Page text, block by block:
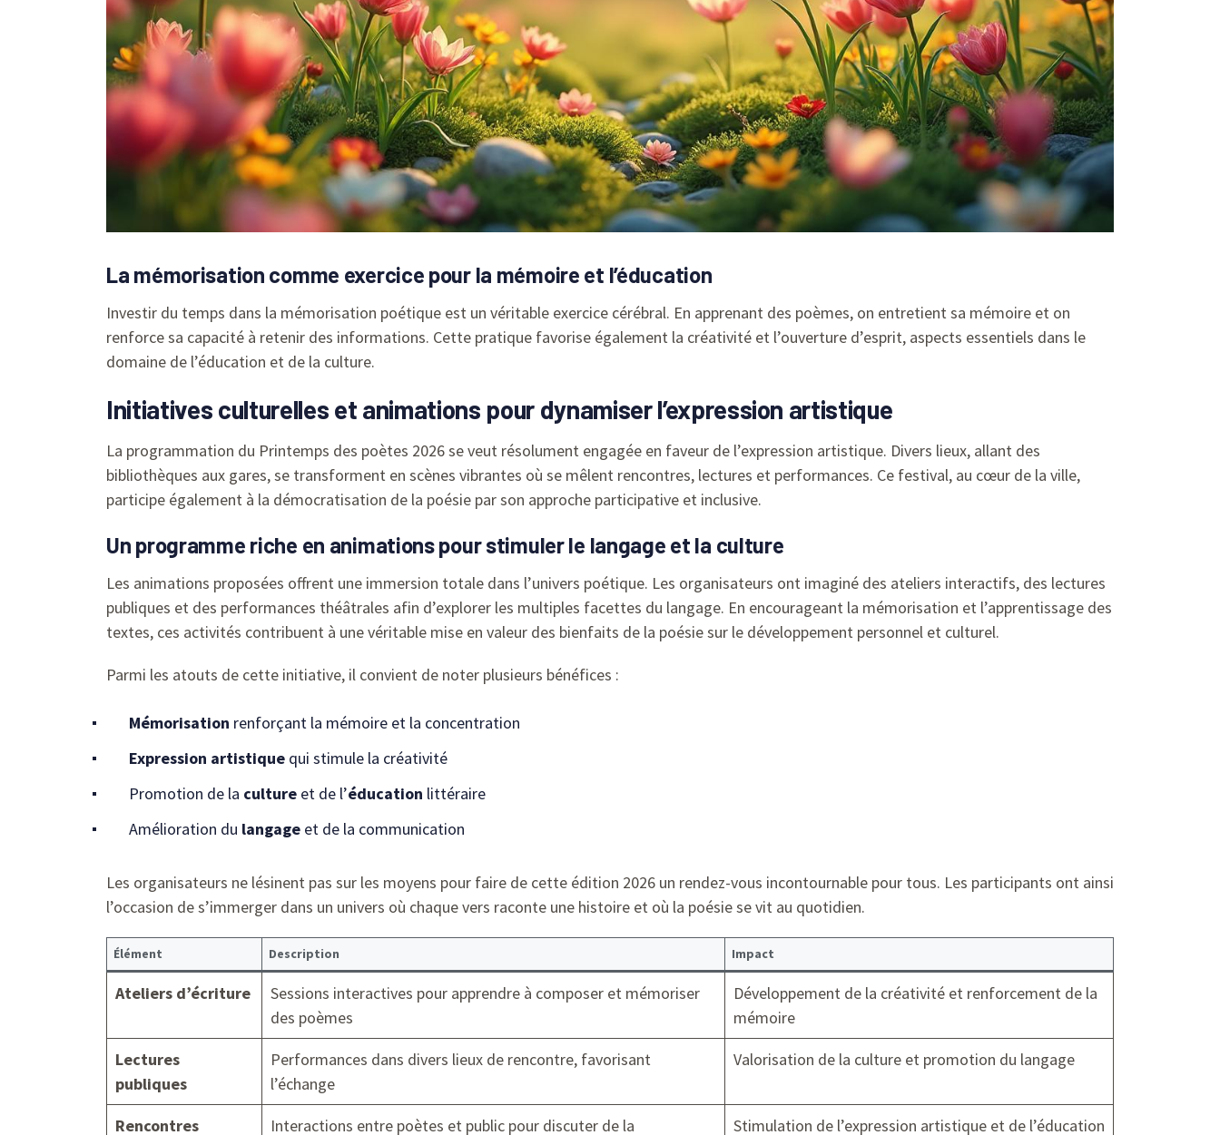
La mémorisation comme exercice pour la mémoire et l’éducation
Investir du temps dans la mémorisation poétique est un véritable exercice cérébral. En apprenant des poèmes, on entretient sa mémoire et on
renforce sa capacité à retenir des informations. Cette pratique favorise également la créativité et l’ouverture d’esprit, aspects essentiels dans le
domaine de l’éducation et de la culture.
Initiatives culturelles et animations pour dynamiser l’expression artistique
La programmation du Printemps des poètes 2026 se veut résolument engagée en faveur de l’expression artistique. Divers lieux, allant des
bibliothèques aux gares, se transforment en scènes vibrantes où se mêlent rencontres, lectures et performances. Ce festival, au cœur de la ville,
participe également à la démocratisation de la poésie par son approche participative et inclusive.
Un programme riche en animations pour stimuler le langage et la culture
Les animations proposées offrent une immersion totale dans l’univers poétique. Les organisateurs ont imaginé des ateliers interactifs, des lectures
publiques et des performances théâtrales afin d’explorer les multiples facettes du langage. En encourageant la mémorisation et l’apprentissage des
textes, ces activités contribuent à une véritable mise en valeur des bienfaits de la poésie sur le développement personnel et culturel.
Parmi les atouts de cette initiative, il convient de noter plusieurs bénéfices :
Mémorisation renforçant la mémoire et la concentration
Expression artistique qui stimule la créativité
Promotion de la culture et de l’éducation littéraire
Amélioration du langage et de la communication
Les organisateurs ne lésinent pas sur les moyens pour faire de cette édition 2026 un rendez-vous incontournable pour tous. Les participants ont ainsi
l’occasion de s’immerger dans un univers où chaque vers raconte une histoire et où la poésie se vit au quotidien.
Élément Description Impact
Ateliers d’écriture
Sessions interactives pour apprendre à composer et mémoriser
des poèmes
Développement de la créativité et renforcement de la
mémoire
Lectures
publiques
Performances dans divers lieux de rencontre, favorisant
l’échange
Valorisation de la culture et promotion du langage
Rencontres Interactions entre poètes et public pour discuter de la Stimulation de l’expression artistique et de l’éducation